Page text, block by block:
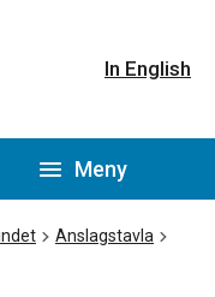
In English
Meny
Anslagstavla